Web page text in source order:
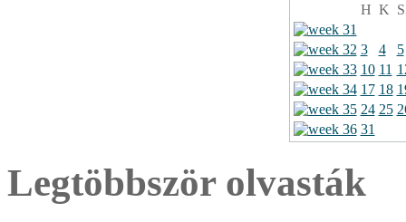
H K
3 4
5
10 11
17 18
24 25
31
Legtöbbször olvasták